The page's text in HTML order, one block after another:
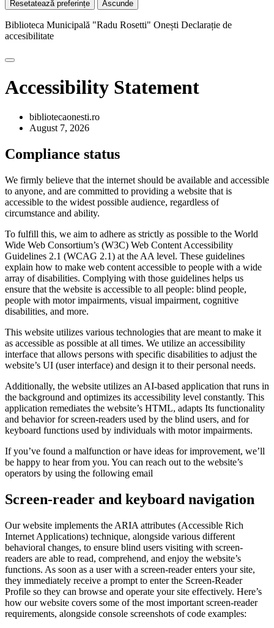
Resetatează preferințe Ascunde
Biblioteca Municipală "Radu Rosetti" Onești Declarație de
accesibilitate
Accessibility Statement
bibliotecaonesti.ro
August 7, 2026
Compliance status
We firmly believe that the internet should be available and accessible
to anyone, and are committed to providing a website that is
accessible to the widest possible audience, regardless of
circumstance and ability.
To fulfill this, we aim to adhere as strictly as possible to the World
Wide Web Consortium’s (W3C) Web Content Accessibility
Guidelines 2.1 (WCAG 2.1) at the AA level. These guidelines
explain how to make web content accessible to people with a wide
array of disabilities. Complying with those guidelines helps us
ensure that the website is accessible to all people: blind people,
people with motor impairments, visual impairment, cognitive
disabilities, and more.
This website utilizes various technologies that are meant to make it
as accessible as possible at all times. We utilize an accessibility
interface that allows persons with specific disabilities to adjust the
website’s UI (user interface) and design it to their personal needs.
Additionally, the website utilizes an AI-based application that runs in
the background and optimizes its accessibility level constantly. This
application remediates the website’s HTML, adapts Its functionality
and behavior for screen-readers used by the blind users, and for
keyboard functions used by individuals with motor impairments.
If you’ve found a malfunction or have ideas for improvement, we’ll
be happy to hear from you. You can reach out to the website’s
operators by using the following email
Screen-reader and keyboard navigation
Our website implements the ARIA attributes (Accessible Rich
Internet Applications) technique, alongside various different
behavioral changes, to ensure blind users visiting with screen-
readers are able to read, comprehend, and enjoy the website’s
functions. As soon as a user with a screen-reader enters your site,
they immediately receive a prompt to enter the Screen-Reader
Profile so they can browse and operate your site effectively. Here’s
how our website covers some of the most important screen-reader
requirements, alongside console screenshots of code examples: